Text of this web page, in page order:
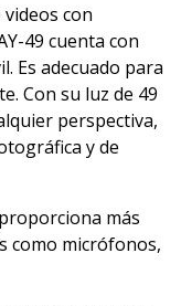
con
49 cuenta con
Es adecuado para
Con su luz de 49
perspectiva,
y de
más
como micrófonos,